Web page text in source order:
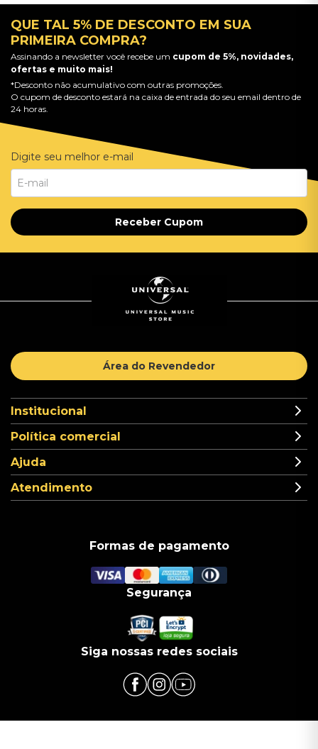
QUE TAL 5% DE DESCONTO EM SUA
PRIMEIRA COMPRA?
Assinando a newsletter você recebe um cupom de 5%, novidades,
ofertas e muito mais!
*Desconto não acumulativo com outras promoções.
O cupom de desconto estará na caixa de entrada do seu email dentro de
24 horas.
Digite seu melhor e-mail
Receber Cupom
Área do Revendedor
Institucional
Política comercial
Ajuda
Atendimento
Formas de pagamento
Segurança
Siga nossas redes sociais